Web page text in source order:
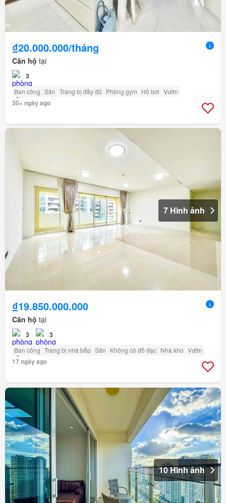
₫20.000.000/tháng
Căn hộ tại
3
Ban công Sân Trang bị đầy đủ Phòng gym Hồ bơi Vườn
30+ ngày ago
7 Hình ảnh
₫19.850.000.000
Căn hộ tại
3 3
Ban công Trang bị nhà bếp Sân Không có đồ đạc Nhà kho Vườn
17 ngày ago
10 Hình ảnh